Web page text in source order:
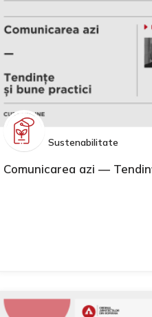
Sustenabilitate
Comunicarea azi —